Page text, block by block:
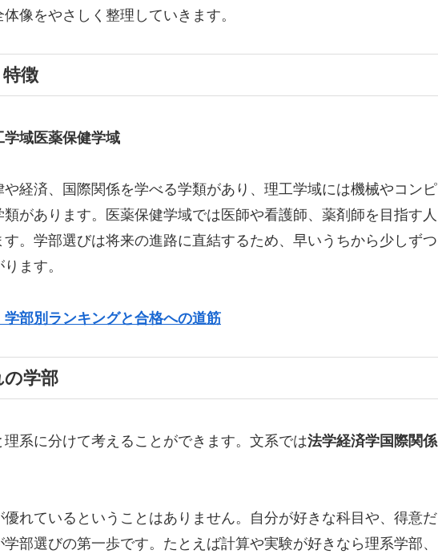
像をやさしく整理していきます。
徴
学域医薬保健学域
経済、国際関係を学べる学類があり、理工学域には機械やコンピ
があります。医薬保健学域では医師や看護師、薬剤師を目指す人
。学部選びは将来の進路に直結するため、早いうちから少しずつ
ます。
部別ランキングと合格への道筋
学部
系に分けて考えることができます。文系では法学経済学国際関係
れているということはありません。自分が好きな科目や、得意だ
部選びの第一歩です。たとえば計算や実験が好きなら理系学部、